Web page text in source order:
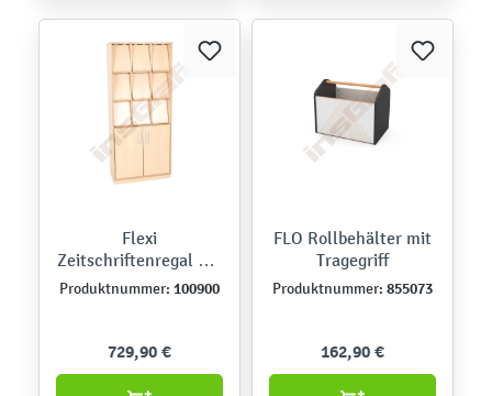
Flexi
Zeitschriftenregal mit
Schrank
Produktnummer: 100900
729,90 €
FLO Rollbehälter mit
Tragegriff
Produktnummer: 855073
162,90 €